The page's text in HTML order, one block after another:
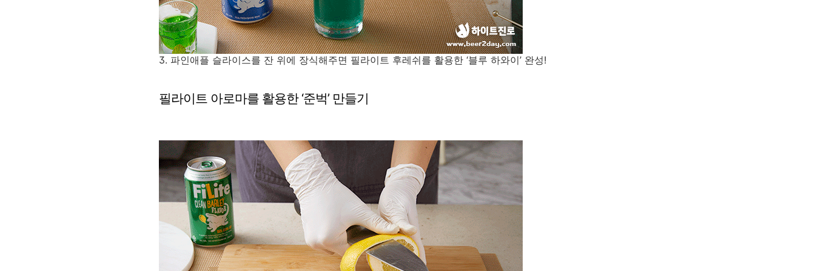
3. 파인애플 슬라이스를 잔 위에 장식해주면 필라이트 후레쉬를 활용한 ‘블루 하와이’ 완성!
필라이트 아로마를 활용한 ‘준벅’ 만들기